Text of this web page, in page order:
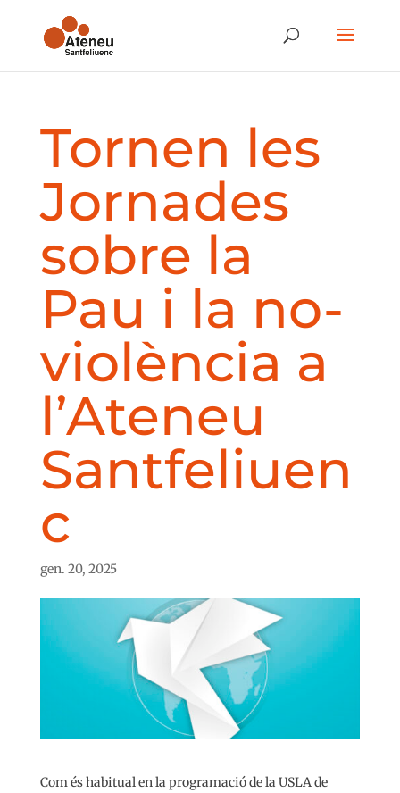
Tornen les
Jornades
sobre la
Pau i la no-
violència a
l’Ateneu
Santfeliuen
c
gen. 20, 2025
Com és habitual en la programació de la USLA de